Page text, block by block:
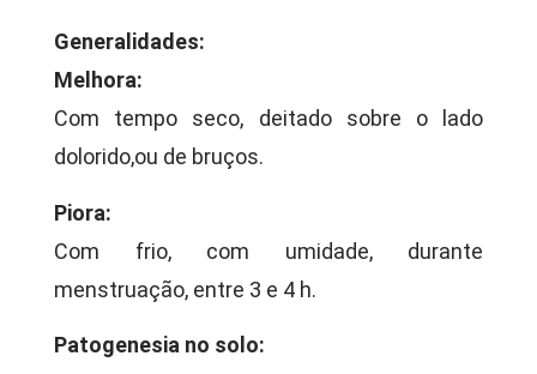
Generalidades:
Melhora:
Com tempo seco, deitado sobre o lado
dolorido,ou de bruços.
Piora:
Com frio, com umidade, durante
menstruação, entre 3 e 4 h.
Patogenesia no solo: